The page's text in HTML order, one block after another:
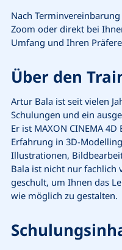
Nach
Zoom oder direkt bei
Umfang und Ihren
Über den
Artur Bala ist seit vielen
Schulungen und ein
Er ist MAXON CINEMA
Erfahrung in 3D-
Illustrationen,
Bala ist nicht nur fachlich
geschult, um Ihnen das
wie möglich zu gestalten.